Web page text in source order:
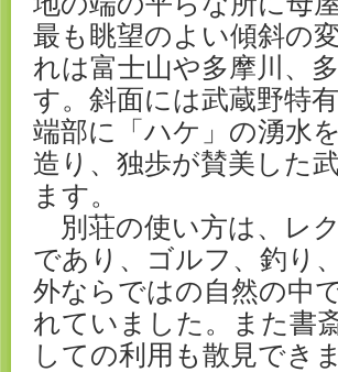
最も眺望のよい傾斜の
れは富士山や多摩川、
す。斜面には武蔵野特
端部に「ハケ」の湧水
造り、独歩が賛美した
ます。
別荘の使い方は、レ
であり、ゴルフ、釣り
外ならではの自然の中
れていました。また書
しての利用も散見できま